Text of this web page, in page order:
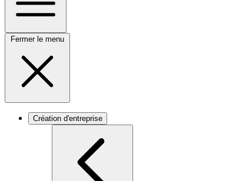
Fermer le menu
Création d'entreprise